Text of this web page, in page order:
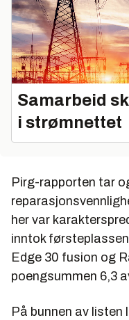
Samarbeid
i strømnettet
Pirg-rapporten tar
her var
inntok
Edge 30 fusion og
poengsummen 6,3
På bunnen av